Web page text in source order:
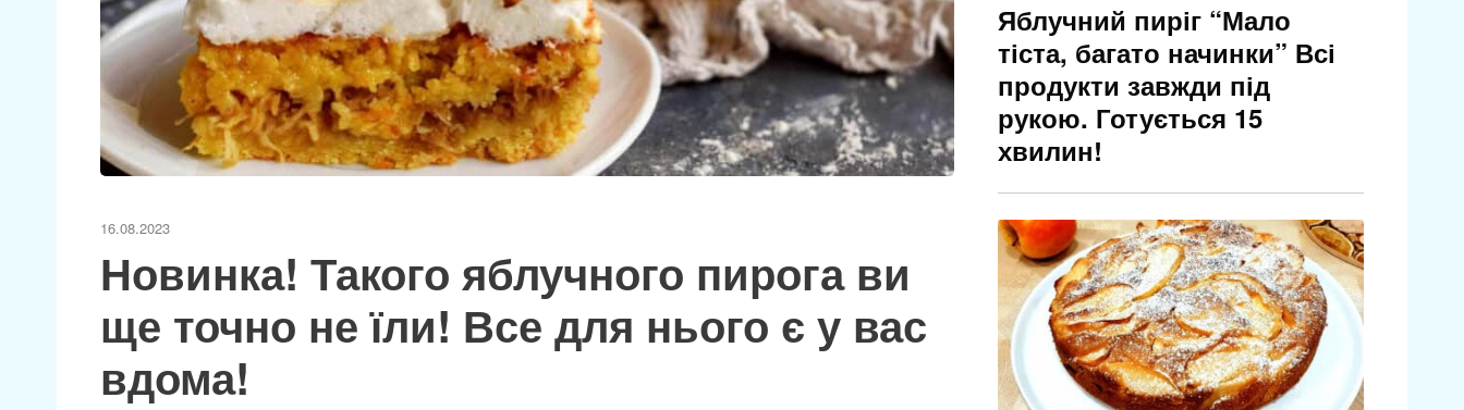
16.08.2023
Новинка! Такого яблучного пирога ви
ще точно не їли! Все для нього є у вас
вдома!
Яблучний пиріг “Мало
тіста, багато начинки” Всі
продукти завжди під
рукою. Готується 15
хвилин!